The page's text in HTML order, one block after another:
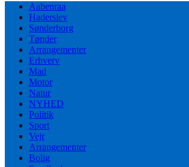
Aabenraa
Haderslev
Sønderborg
Tønder
Arrangementer
Erhverv
Mad
Motor
Natur
NYHED
Politik
Sport
Vejr
Arrangementer
Bolig